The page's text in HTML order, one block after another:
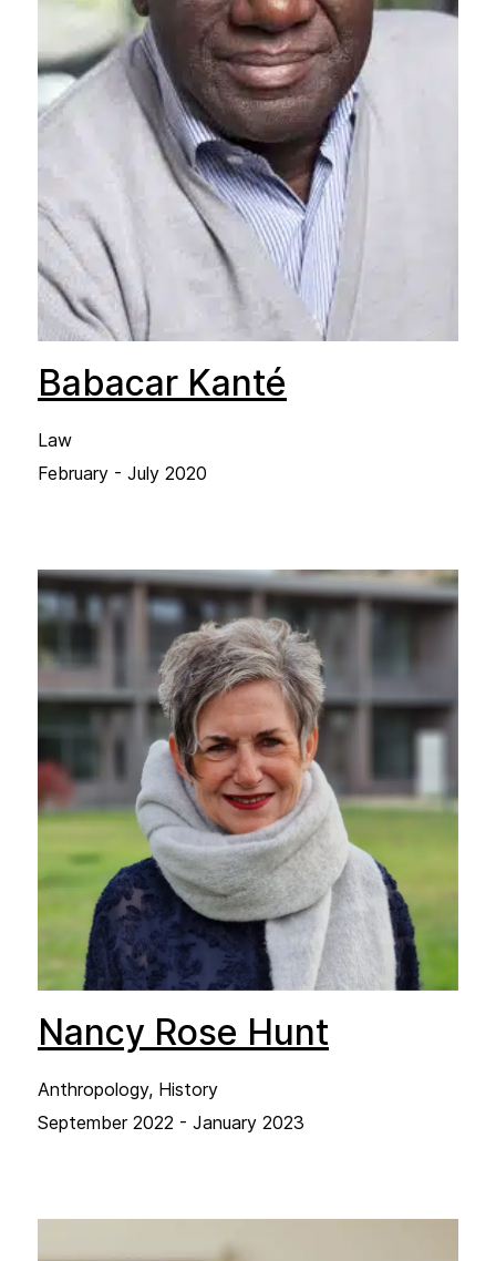
Babacar Kanté
Law
February - July 2020
Nancy Rose Hunt
Anthropology, History
September 2022 - January 2023